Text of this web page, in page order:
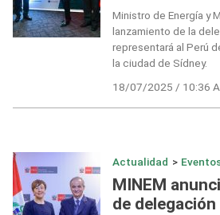
Ministro de Energía y
lanzamiento de la
representará al Perú
la ciudad de Sídney.
18/07/2025 / 10:36
Actualidad >
MINEM
de